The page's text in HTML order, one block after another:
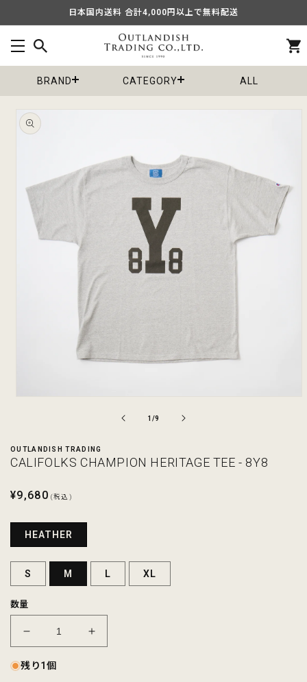
進む
日本国内送料 合計4,000円以上で無料配送
カ
ー
BRAND
CATEGORY ALL
商品情
報にス
キップ
で
メ
ィ
ア
を
く
1 /の
9
OUTLANDISH TRADING
CALIFOLKS CHAMPION HERITAGE TEE - 8Y8
通
格
¥9,680 (税込)
HEATHER
S M L XL
数量
CALIFOLKS
CHAMPION
HERITAGE
CALIFOLKS
CHAMPION
残り1個